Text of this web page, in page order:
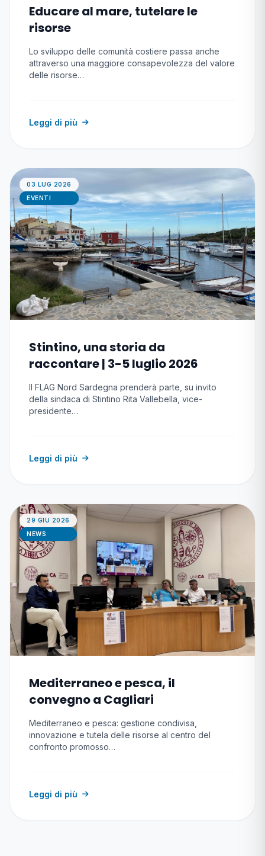
Educare al mare, tutelare le
risorse
Lo sviluppo delle comunità costiere passa anche
attraverso una maggiore consapevolezza del valore
delle risorse…
Leggi di più
03 LUG 2026
EVENTI
Stintino, una storia da
raccontare | 3-5 luglio 2026
Il FLAG Nord Sardegna prenderà parte, su invito
della sindaca di Stintino Rita Vallebella, vice-
presidente…
Leggi di più
29 GIU 2026
NEWS
Mediterraneo e pesca, il
convegno a Cagliari
Mediterraneo e pesca: gestione condivisa,
innovazione e tutela delle risorse al centro del
confronto promosso…
Leggi di più